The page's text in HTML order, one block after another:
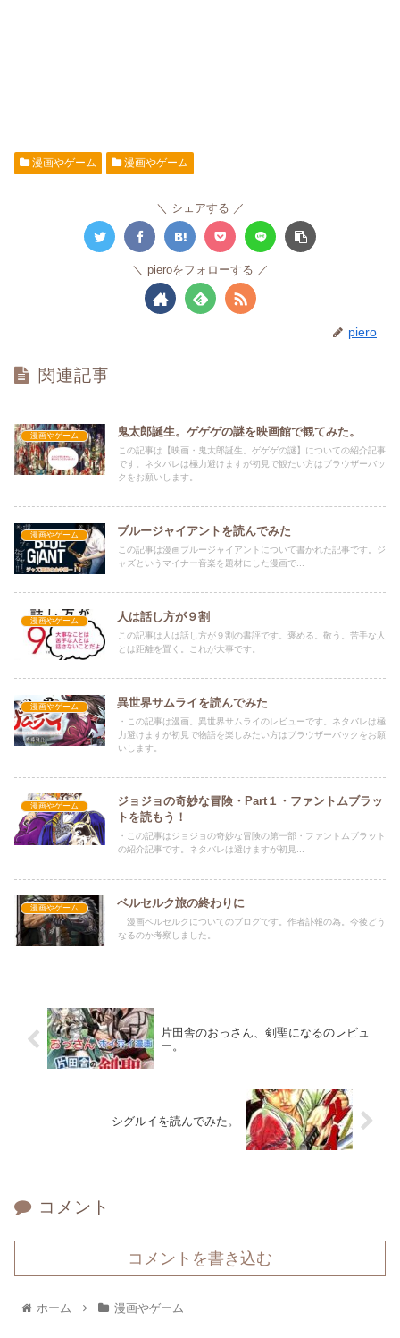
漫画やゲーム 漫画やゲーム
シェアする
pieroをフォローする
piero
関連記事
漫画やゲーム 鬼太郎誕生。ゲゲゲの謎を映画館で観てみた。
この記事は【映画・鬼太郎誕生。ゲゲゲの謎】についての紹介記事
です。ネタバレは極力避けますが初見で観たい方はブラウザーバッ
クをお願いします。
漫画やゲーム ブルージャイアントを読んでみた
この記事は漫画ブルージャイアントについて書かれた記事です。ジ
ャズというマイナー音楽を題材にした漫画で...
漫画やゲーム 人は話し方が９割
この記事は人は話し方が９割の書評です。褒める。敬う。苦手な人
とは距離を置く。これが大事です。
漫画やゲーム 異世界サムライを読んでみた
・この記事は漫画。異世界サムライのレビューです。ネタバレは極
力避けますが初見で物語を楽しみたい方はブラウザーバックをお願
いします。
漫画やゲーム
ジョジョの奇妙な冒険・Part１・ファントムブラッ
トを読もう！
・この記事はジョジョの奇妙な冒険の第一部・ファントムブラット
の紹介記事です。ネタバレは避けますが初見...
漫画やゲーム ベルセルク旅の終わりに
漫画ベルセルクについてのブログです。作者訃報の為。今後どう
なるのか考察しました。
片田舎のおっさん、剣聖になるのレビュ
ー。
シグルイを読んでみた。
コメント
コメントを書き込む
ホーム 漫画やゲーム